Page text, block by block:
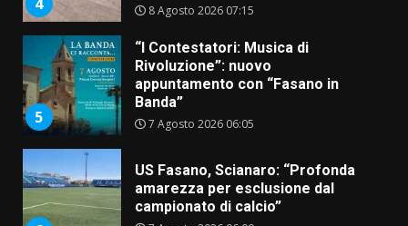
5
Banda”
6
US Fasano, Scianaro: “Profonda
amarezza per esclusione dal
campionato di calcio”
7 Agosto 2026 06:00
Fasanese ferito a colpi di arma
da fuoco